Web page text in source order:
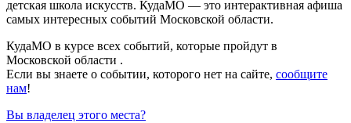
детская школа искусств. КудаМО — это интерактивная афиша
самых интересных событий Московской области.
КудаМО в курсе всех событий, которые пройдут в
Московской области .
Если вы знаете о событии, которого нет на сайте, сообщите
нам!
Вы владелец этого места?